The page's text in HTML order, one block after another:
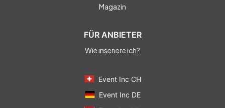
Magazin
FÜR ANBIETER
Wie inseriere ich?
Event Inc CH
Event Inc DE